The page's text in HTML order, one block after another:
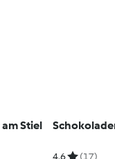
Stiel
4.6 (17)